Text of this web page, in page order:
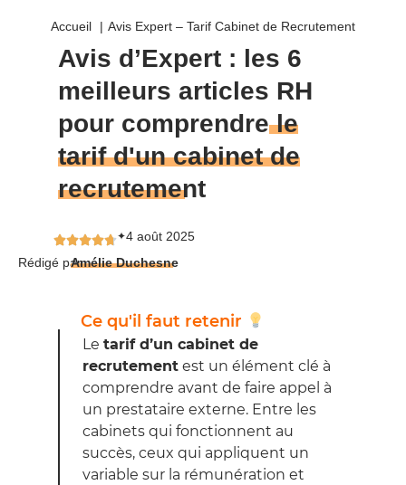
Accueil Avis Expert – Tarif Cabinet de Recrutement
Avis d’Expert : les 6
meilleurs articles RH
pour comprendrele
tarif d'un cabinet de
recrutement
✦4 août 2025
Rédigé parAmélie Duchesne
Ce qu'il faut retenir
Le tarif d’un cabinet de
recrutement est un élément clé à
comprendre avant de faire appel à
un prestataire externe. Entre les
cabinets qui fonctionnent au
succès, ceux qui appliquent un
variable sur la rémunération et